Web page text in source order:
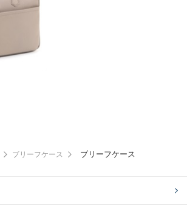
ブリーフケース ブリーフケース